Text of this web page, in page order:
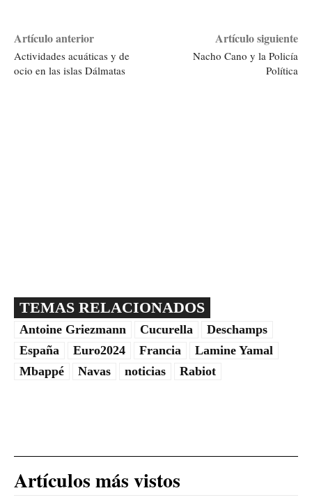
Artículo anterior
Actividades acuáticas y de
ocio en las islas Dálmatas
Artículo siguiente
Nacho Cano y la Policía
Política
TEMAS RELACIONADOS
Antoine Griezmann Cucurella
Deschamps
España
Euro2024 Francia
Lamine Yamal
Mbappé
Navas noticias Rabiot
Artículos más vistos